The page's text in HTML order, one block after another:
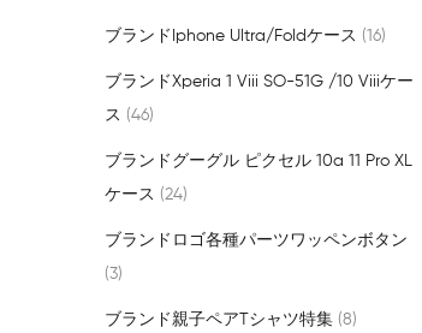
ブランドiphone Ultra/foldケース 16
ブランドxperia 1 Viii SO-51G /10 Viiiケー
ス
46
ブランドグーグル ピクセル 10a 11 Pro XL
ケース
24
ブランドロゴ各種パーツワッペンボタン
3
ブランド親子ペアtシャツ特集 8